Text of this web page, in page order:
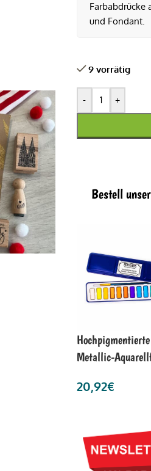
Farbabdrücke
und Fondant.
9 vorrätig
- +
Bestell
Hochpigmentierte
Metallic-
20,92€